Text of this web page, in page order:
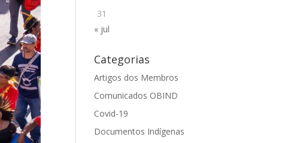
31
« jul
Categorias
Artigos dos Membros
Comunicados OBIND
Covid-19
Documentos Indígenas